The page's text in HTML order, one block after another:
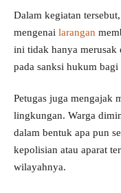
Dalam kegiatan
mengenai larangan
ini tidak hanya merusak
pada sanksi hukum bagi
Petugas juga mengajak
lingkungan. Warga
dalam bentuk apa pun
kepolisian atau aparat
wilayahnya.